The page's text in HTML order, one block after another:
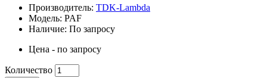
Производитель: TDK-Lambda
Модель: PAF
Наличие: По запросу
Цена - по запросу
Количество